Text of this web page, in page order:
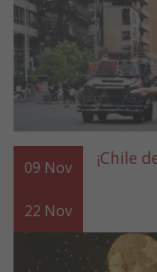
09 Nov
22 Nov
¡Chile